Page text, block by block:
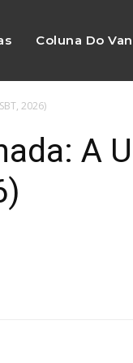
Coluna Do
2026)
A